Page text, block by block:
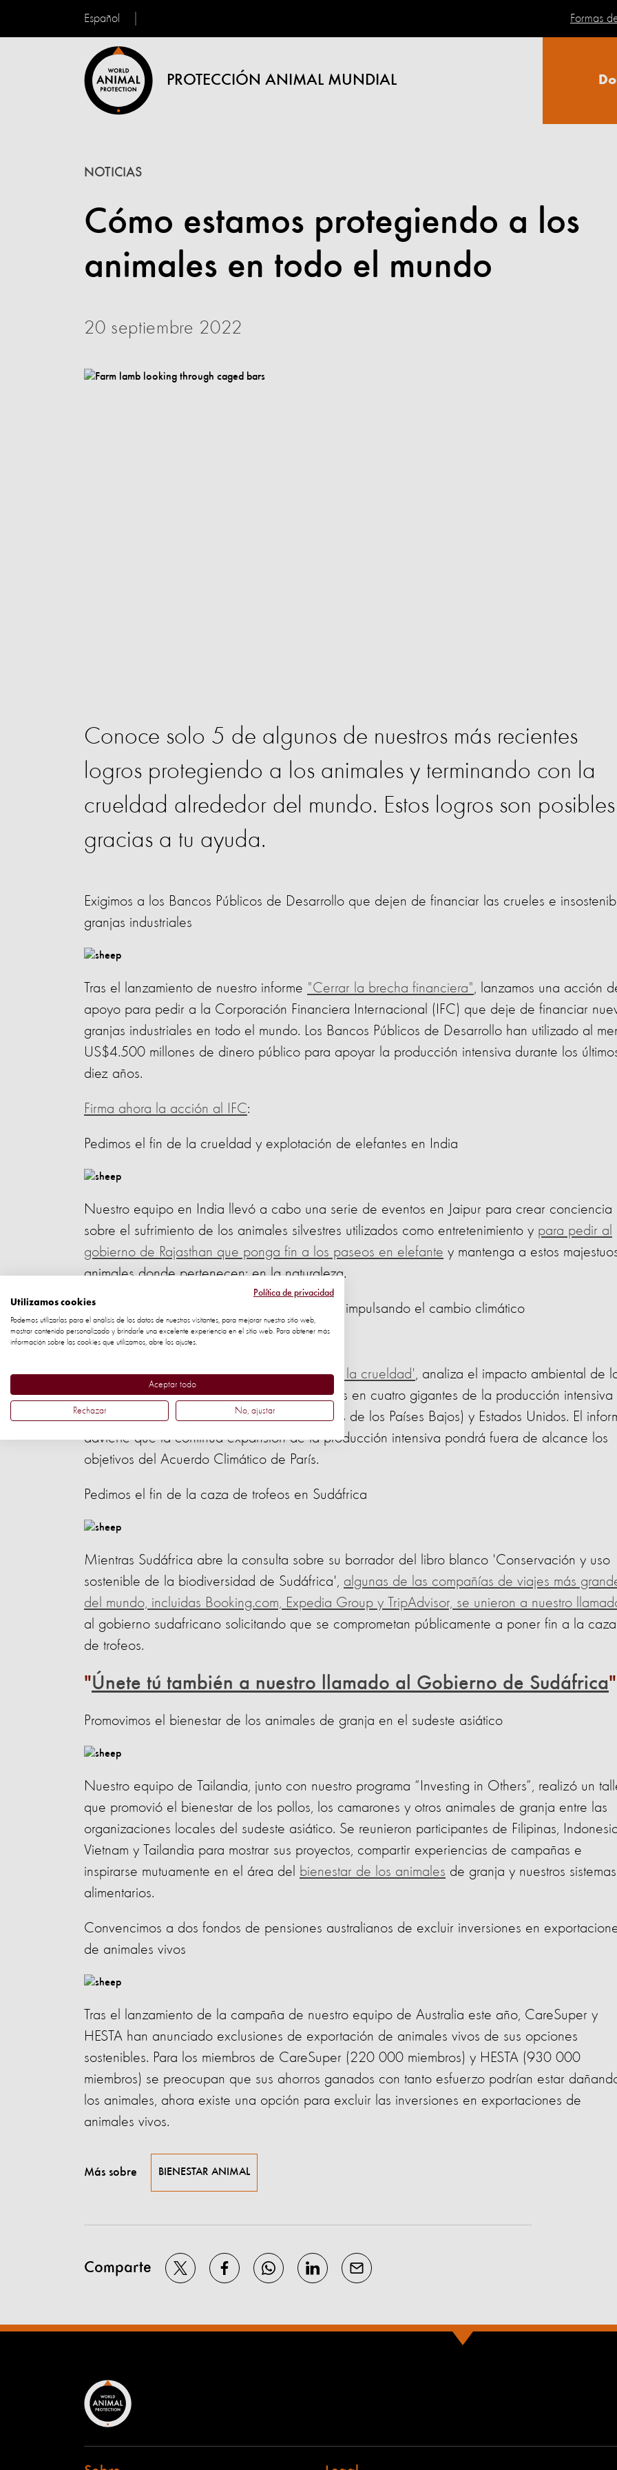
Español
PROTECCIÓN ANIMAL MUNDIAL
Formas
Cómo estamos protegiendo a los
animales en todo el mundo
NOTICIAS
20 septiembre 2022
Conoce solo 5 de algunos de nuestros más recientes
logros protegiendo a los animales y terminando con la
crueldad alrededor del mundo. Estos logros son posibles
gracias a tu ayuda.
Exigimos a los Bancos Públicos de Desarrollo que dejen de financiar las crueles e
granjas industriales
Tras el lanzamiento de nuestro informe "Cerrar la brecha financiera", lanzamos una acción
apoyo para pedir a la Corporación Financiera Internacional (IFC) que deje de financiar
granjas industriales en todo el mundo. Los Bancos Públicos de Desarrollo han utilizado al
US$4.500 millones de dinero público para apoyar la producción intensiva durante los
diez años.
Firma ahora la acción al IFC:
Pedimos el fin de la crueldad y explotación de elefantes en India
Nuestro equipo en India llevó a cabo una serie de eventos en Jaipur para crear conciencia
sobre el sufrimiento de los animales silvestres utilizados como entretenimiento y para pedir al
gobierno de Rajasthan que ponga fin a los paseos en elefante y mantenga a estos
animales donde pertenecen: en la naturaleza.
Expusimos cómo la producción intensiva está impulsando el cambio climático
Nuestro último informe,'El cambio climático y la crueldad', analiza el impacto ambiental de
carne de pollo y cerdo de granjas industriales en cuatro gigantes de la producción intensiva
mundo: Brasil, China, Europa (utilizando datos de los Países Bajos) y Estados Unidos. El
advierte que la continua expansión de la producción intensiva pondrá fuera de alcance los
objetivos del Acuerdo Climático de París.
Pedimos el fin de la caza de trofeos en Sudáfrica
Mientras Sudáfrica abre la consulta sobre su borrador del libro blanco 'Conservación y uso
sostenible de la biodiversidad de Sudáfrica', algunas de las compañías de viajes más
del mundo, incluidas Booking.com, Expedia Group y TripAdvisor, se unieron a nuestro
al gobierno sudafricano solicitando que se comprometan públicamente a poner fin a la caza
de trofeos.
Únete tú también a nuestro llamado al Gobierno de Sudáfrica
Promovimos el bienestar de los animales de granja en el sudeste asiático
Nuestro equipo de Tailandia, junto con nuestro programa “Investing in Others”, realizó un
que promovió el bienestar de los pollos, los camarones y otros animales de granja entre las
organizaciones locales del sudeste asiático. Se reunieron participantes de Filipinas,
Vietnam y Tailandia para mostrar sus proyectos, compartir experiencias de campañas e
inspirarse mutuamente en el área del bienestar de los animales de granja y nuestros sistemas
alimentarios.
Convencimos a dos fondos de pensiones australianos de excluir inversiones en
de animales vivos
Tras el lanzamiento de la campaña de nuestro equipo de Australia este año, CareSuper y
HESTA han anunciado exclusiones de exportación de animales vivos de sus opciones
sostenibles. Para los miembros de CareSuper (220 000 miembros) y HESTA (930 000
miembros) se preocupan que sus ahorros ganados con tanto esfuerzo podrían estar
los animales, ahora existe una opción para excluir las inversiones en exportaciones de
animales vivos.
Más sobre BIENESTAR ANIMAL
Comparte
Política de privacidad
Utilizamos cookies
Podemos utilizarlas para el análisis de los datos de nuestros visitantes, para mejorar nuestro sitio web,
mostrar contenido personalizado y brindarle una excelente experiencia en el sitio web. Para obtener más
información sobre las cookies que utilizamos, abre los ajustes.
Aceptar todo
Rechazar No, ajustar